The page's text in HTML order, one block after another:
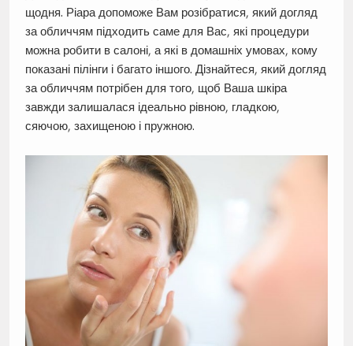
щодня. Ріара допоможе Вам розібратися, який догляд
за обличчям підходить саме для Вас, які процедури
можна робити в салоні, а які в домашніх умовах, кому
показані пілінги і багато іншого. Дізнайтеся, який догляд
за обличчям потрібен для того, щоб Ваша шкіра
завжди залишалася ідеально рівною, гладкою,
сяючою, захищеною і пружною.